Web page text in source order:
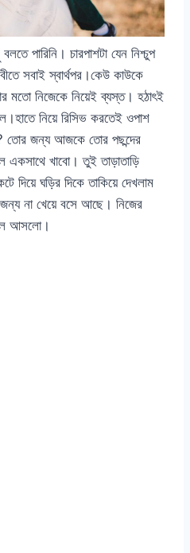
পারিনি। চারপাশটা যেন নিশ্চুপ
সবাই স্বার্থপর।কেউ কাউকে
মতো নিজেকে নিয়েই ব্যস্ত। হঠাৎই
নিয়ে রিসিভ করতেই ওপাশ
তোর জন্য আজকে তোর পছন্দের
খাবো। তুই তাড়াতাড়ি
দিয়ে ঘড়ির দিকে তাকিয়ে দেখলাম
না খেয়ে বসে আছে। নিজের
আসলো।